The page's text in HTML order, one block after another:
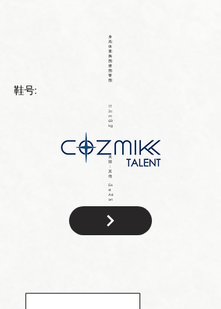
Ea
st
Asi
an
美
国
：
其
他
身
高:
体
重:
胸
围:
腰
围:
臀
围:
鞋号:
17
2c
m
69
kg
籍: